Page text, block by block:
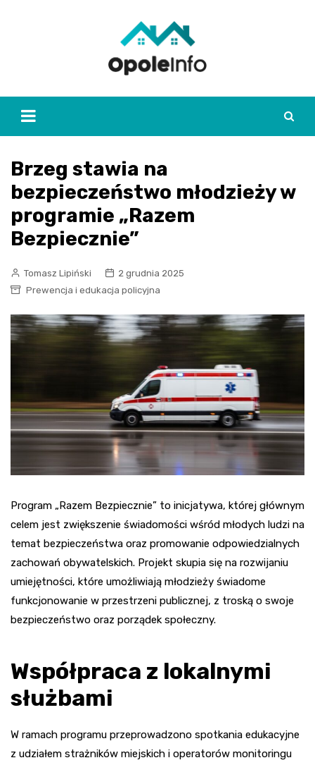
Brzeg stawia na
bezpieczeństwo młodzieży w
programie „Razem
Bezpiecznie”
Tomasz Lipiński
2 grudnia 2025
Prewencja i edukacja policyjna
Program „Razem Bezpiecznie” to inicjatywa, której głównym
celem jest zwiększenie świadomości wśród młodych ludzi na
temat bezpieczeństwa oraz promowanie odpowiedzialnych
zachowań obywatelskich. Projekt skupia się na rozwijaniu
umiejętności, które umożliwiają młodzieży świadome
funkcjonowanie w przestrzeni publicznej, z troską o swoje
bezpieczeństwo oraz porządek społeczny.
Współpraca z lokalnymi
służbami
W ramach programu przeprowadzono spotkania edukacyjne
z udziałem strażników miejskich i operatorów monitoringu